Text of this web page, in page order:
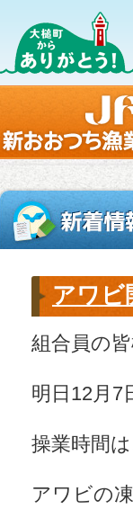
アワビ
組合員の
明日12月7
操業時間
アワビの